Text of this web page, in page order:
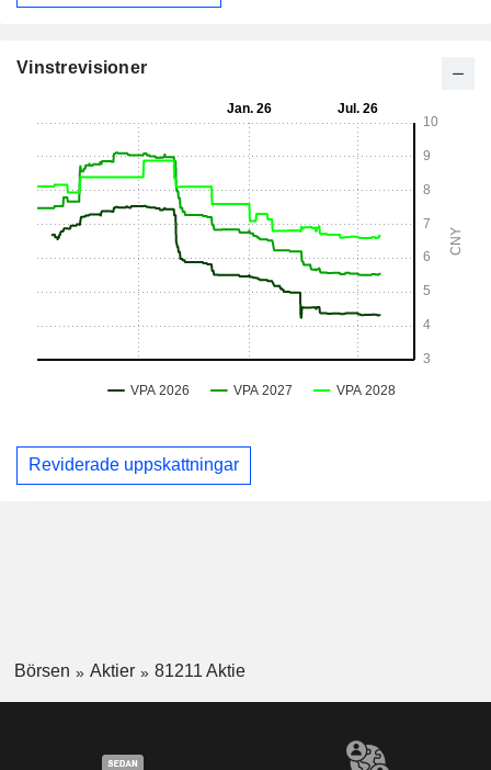
Vinstrevisioner
Reviderade uppskattningar
Börsen Aktier 81211 Aktie